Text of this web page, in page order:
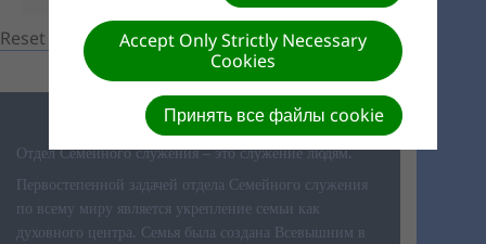
Reset to default order
Отдел Семейного служения – это служение людям.
Первостепенной задачей отдела Семейного служения
по всему миру является укрепление семьи как
духовного центра. Семья была создана Всевышним в
Accept Only Strictly Necessary
Cookies
Принять все файлы cookie